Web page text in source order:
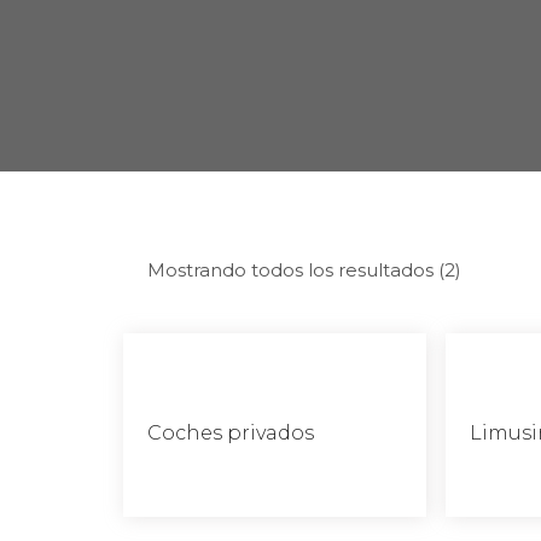
Mostrando todos los resultados (2)
Coches privados